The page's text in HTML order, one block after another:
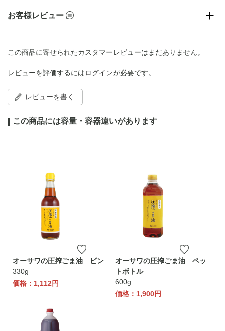
お客様レビュー
この商品に寄せられたカスタマーレビューはまだありません。
レビューを評価するにはログインが必要です。
レビューを書く
この商品には容量・容器違いがあります
オーサワの圧搾ごま油 ビン
330g
価格：1,112円
オーサワの圧搾ごま油 ペッ
トボトル
600g
価格：1,900円